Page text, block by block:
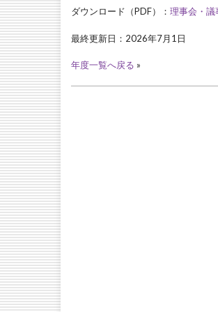
ダウンロード（PDF）： 理事会・議
最終更新日：2026年7月1日
年度一覧へ戻る »